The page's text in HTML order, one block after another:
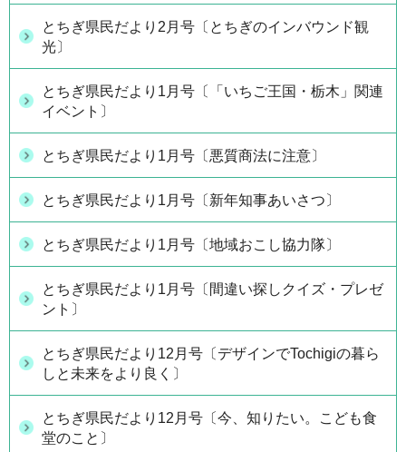
とちぎ県民だより2月号〔とちぎのインバウンド観
光〕
とちぎ県民だより1月号〔「いちご王国・栃木」関連
イベント〕
とちぎ県民だより1月号〔悪質商法に注意〕
とちぎ県民だより1月号〔新年知事あいさつ〕
とちぎ県民だより1月号〔地域おこし協力隊〕
とちぎ県民だより1月号〔間違い探しクイズ・プレゼ
ント〕
とちぎ県民だより12月号〔デザインでTochigiの暮ら
しと未来をより良く〕
とちぎ県民だより12月号〔今、知りたい。こども食
堂のこと〕